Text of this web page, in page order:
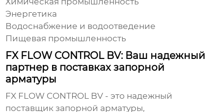
Энергетика
Водоснабжение и водоотведение
Пищевая промышленность
FX FLOW CONTROL BV: Ваш надежный
партнер в поставках запорной
арматуры
FX FLOW CONTROL BV - это надежный
поставщик запорной арматуры,